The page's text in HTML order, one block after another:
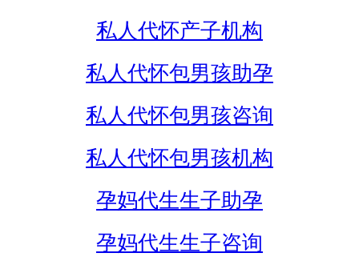
私人代怀产子机构
私人代怀包男孩助孕
私人代怀包男孩咨询
私人代怀包男孩机构
孕妈代生生子助孕
孕妈代生生子咨询